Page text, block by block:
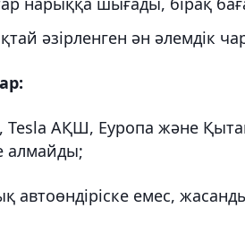
әзірленген ән әлемдік
АҚШ, Еуропа және
алмайды;
автоөндіріске емес,